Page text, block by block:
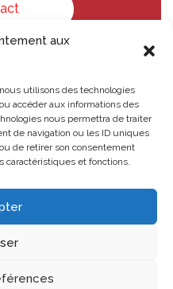
aux
utilisons des technologies
accéder aux informations des
nous permettra de traiter
de navigation ou les ID uniques
de retirer son consentement
caractéristiques et fonctions.
- MENTIONS LÉGALES-
- ALL RIGHTS RESERVED